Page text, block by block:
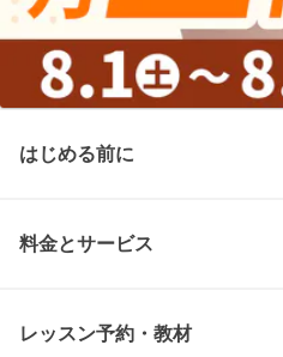
はじめる前に
料金とサービス
レッスン予約・教材